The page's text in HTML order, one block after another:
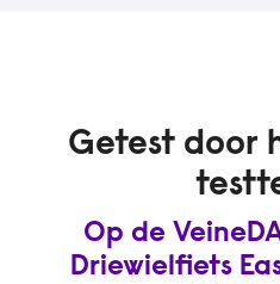
Getest door
Op de
Driewielfiets